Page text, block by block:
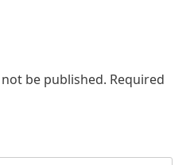
be published. Required